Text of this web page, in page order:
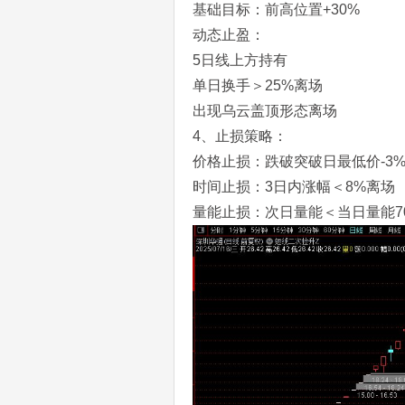
基础目标：前高位置+30%
动态止盈：
5日线上方持有
单日换手＞25%离场
出现乌云盖顶形态离场
4、止损策略：
价格止损：跌破突破日最低价-3%
时间止损：3日内涨幅＜8%离场
量能止损：次日量能＜当日量能